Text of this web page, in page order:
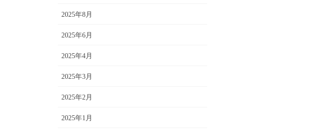
2025年8月
2025年6月
2025年4月
2025年3月
2025年2月
2025年1月